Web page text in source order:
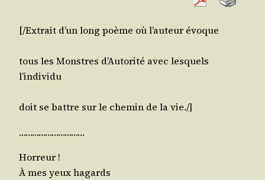
[/​Extrait d’un long poème où l’auteur évoque
tous les Monstres d’Autorité avec les­quels
l’individu
doit se battre sur le che­min de la vie./]
…………………………
Hor­reur !
À mes yeux hagards